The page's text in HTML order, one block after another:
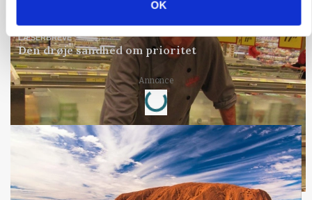
OK
Annonce
LÆSERBREVE
Den drøje sandhed om prioritet
Annonce
Loading...